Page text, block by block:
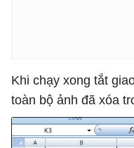
Khi chạy xong tắt
toàn bộ ảnh đã xóa